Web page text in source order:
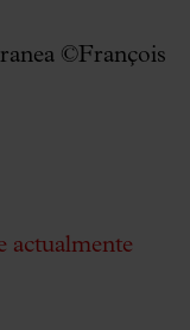
©François
actualmente